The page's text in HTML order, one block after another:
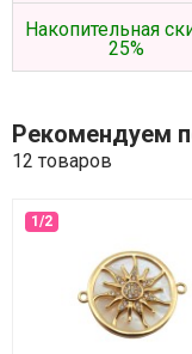
Накопительная
25%
Рекомендуем
12 товаров